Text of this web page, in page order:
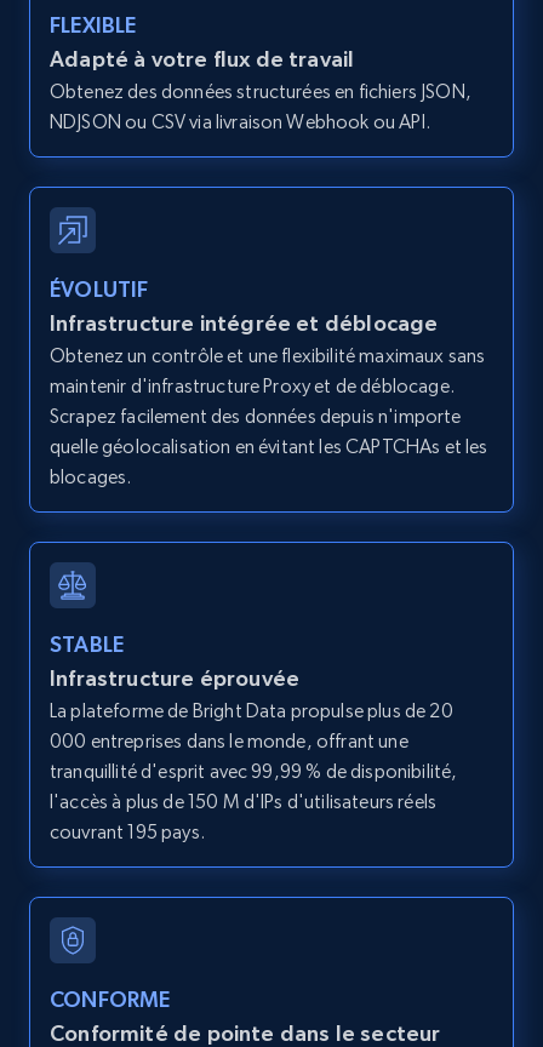
Zpid, City, State, HomeStatus, Address,
IsListingClaimedByCurrentSignedInUser,
IsCurrentSignedInAgentResponsible, Bedrooms,
and more.
12K+ 1.3K+ Essai gratuit
Zillow properties listing information -
direct link as input
Zpid, City, State, HomeStatus, Address,
IsListingClaimedByCurrentSignedInUser,
IsCurrentSignedInAgentResponsible, Bedrooms,
and more.
LinkedIn posts
URL, ID, User id, Use url, Title, Headline, Post
text, Date posted, and more.
11.3K+ 1.5K+ Essai gratuit
URL
URL, ID, User id, Use url, Title, Headline, Post
FLEXIBLE
Adapté à votre flux de travail
Obtenez des données structurées en fichiers JSON,
NDJSON ou CSV via livraison Webhook ou API.
ÉVOLUTIF
Infrastructure intégrée et déblocage
Obtenez un contrôle et une flexibilité maximaux sans
maintenir d'infrastructure Proxy et de déblocage.
Scrapez facilement des données depuis n'importe
quelle géolocalisation en évitant les CAPTCHAs et les
blocages.
STABLE
Infrastructure éprouvée
La plateforme de Bright Data propulse plus de 20
000 entreprises dans le monde, offrant une
tranquillité d'esprit avec 99,99 % de disponibilité,
l'accès à plus de 150 M d'IPs d'utilisateurs réels
couvrant 195 pays.
CONFORME
Conformité de pointe dans le secteur